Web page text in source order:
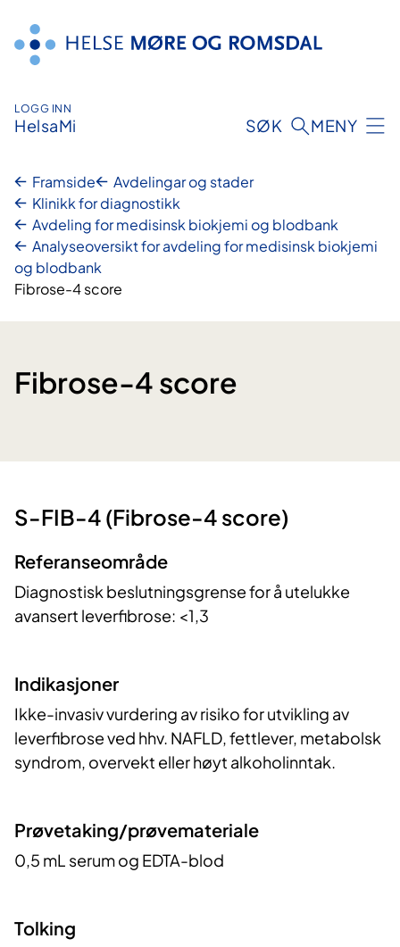
innhald
LOGG INN
HelsaMi SØK MENY
Framside
Avdelingar og stader
Klinikk for diagnostikk
Avdeling for medisinsk biokjemi og blodbank
Analyseoversikt for avdeling for medisinsk biokjemi
og blodbank
Fibrose-4 score
Fibrose-4 score
​S-FIB-4 (Fibrose-4 score)
Referanseområde
Diagnostisk beslutningsgrense for å utelukke
avansert leverfibrose: <1,3
​Indikasjoner
Ikke-invasiv vurdering av risiko for utvikling av
leverfibrose ved hhv. NAFLD, fettlever, metabolsk
syndrom, overvekt eller høyt alkoholinntak.
Prøvetaking/prøvemateriale
0,5 mL serum og EDTA-blod
Tolking